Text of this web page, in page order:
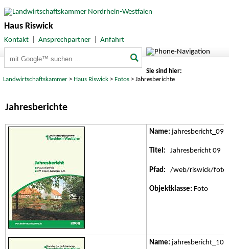
Haus Riswick
Kontakt| Ansprechpartner| Anfahrt
Sie sind hier:
Landwirtschaftskammer > Haus Riswick > Fotos > Jahresberichte
Jahresberichte
Name:
Titel: Jahresbericht 09
Pfad: /web/riswick/
Objektklasse: Foto
Name: